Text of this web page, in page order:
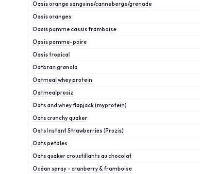
Oasis orange sanguine/canneberge/grenade
Oasis oranges
Oasis pomme cassis framboise
Oasis pomme-poire
Oasis tropical
Oatbran granola
Oatmeal whey protein
Oatmealprosiz
Oats and whey flapjack (myprotein)
Oats crunchy quaker
Oats Instant Strawberries (Prozis)
Oats petales
Oats quaker croustillants au chocolat
Océan spray - cranberry & framboise